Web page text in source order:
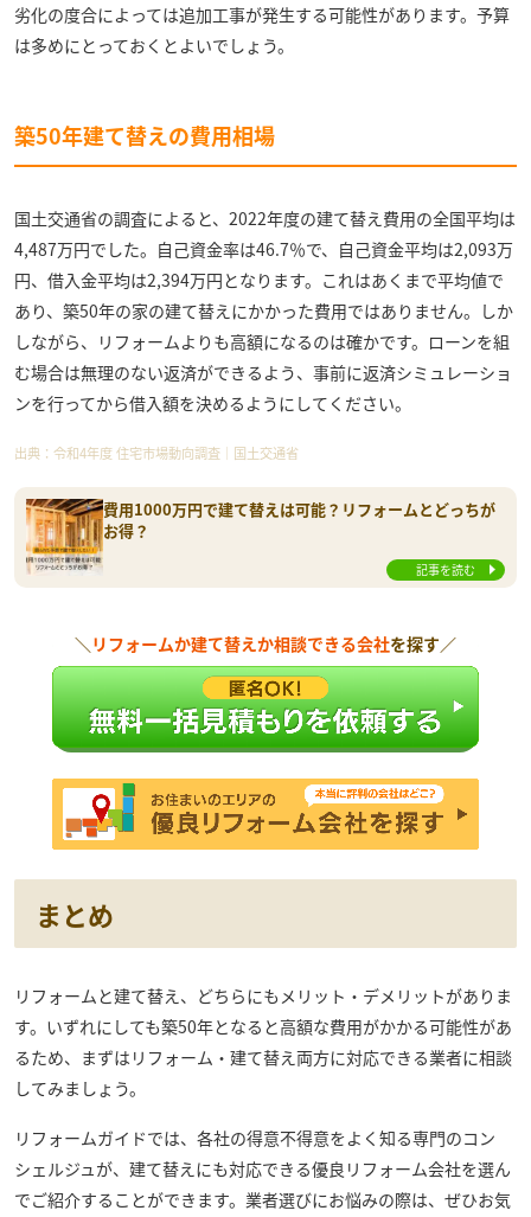
劣化の度合によっては追加工事が発生する可能性があります。予算
は多めにとっておくとよいでしょう。
築50年建て替えの費用相場
国土交通省の調査によると、2022年度の建て替え費用の全国平均は
4,487万円でした。自己資金率は46.7％で、自己資金平均は2,093万
円、借入金平均は2,394万円となります。これはあくまで平均値で
あり、築50年の家の建て替えにかかった費用ではありません。しか
しながら、リフォームよりも高額になるのは確かです。ローンを組
む場合は無理のない返済ができるよう、事前に返済シミュレーショ
ンを行ってから借入額を決めるようにしてください。
出典： 令和4年度 住宅市場動向調査｜国土交通省
費用1000万円で建て替えは可能？リフォームとどっちが
お得？
記事を読む
＼ リフォームか建て替えか相談できる会社を探す／
まとめ
リフォームと建て替え、どちらにもメリット・デメリットがありま
す。いずれにしても築50年となると高額な費用がかかる可能性があ
るため、まずはリフォーム・建て替え両方に対応できる業者に相談
してみましょう。
リフォームガイドでは、各社の得意不得意をよく知る専門のコン
シェルジュが、建て替えにも対応できる優良リフォーム会社を選ん
でご紹介することができます。業者選びにお悩みの際は、ぜひお気